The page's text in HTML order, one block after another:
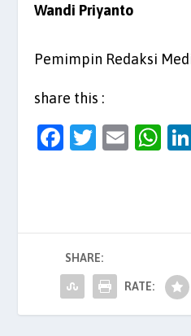
Wandi Priyanto
Pemimpin Redaksi
share this :
F
b
o
o
k
T
E
W
A
p
p
SHARE:
RATE: